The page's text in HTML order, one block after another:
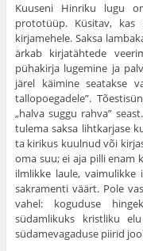
Kuuseni Hinriku lugu
prototüüp. Küsitav, kas
kirjamehele. Saksa
ärkab kirjatähtede
pühakirja lugemine ja
järel käimine seatakse
tallopoegadele”.
„halva suggu rahva”
tulema saksa lihtkarjase
ta kirikus kuulnud või
oma suu; ei aja pilli enam
ilmlikke laule,
sakramenti väärt. Pole
vahel: koguduse
südamlikuks kristliku
südamevagaduse piirid